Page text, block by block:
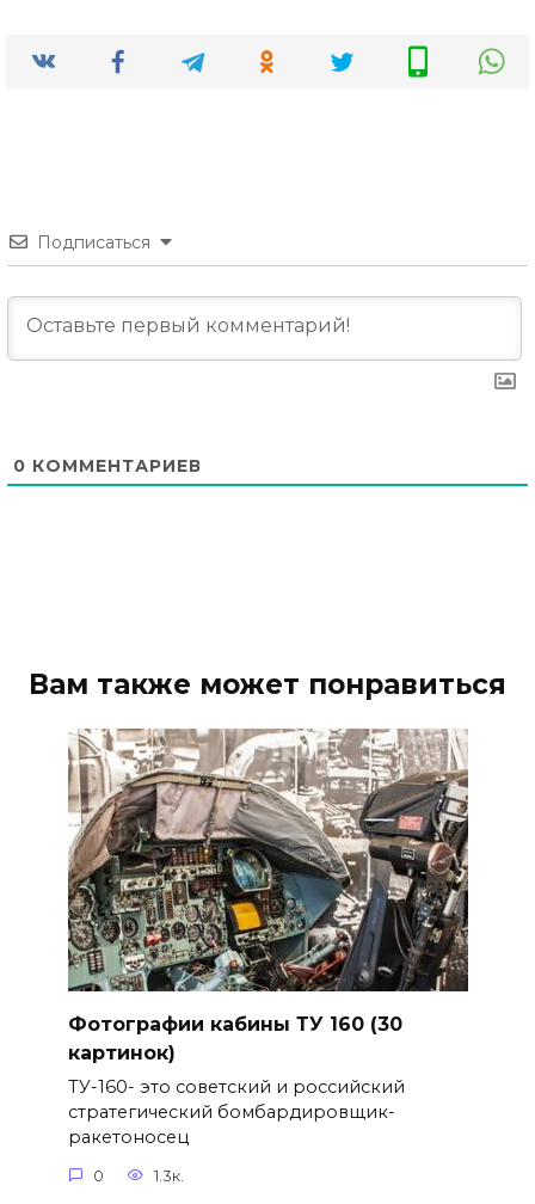
Подписаться
0 КОММЕНТАРИЕВ
Вам также может понравиться
Фотографии кабины ТУ 160 (30
картинок)
ТУ-160- это советский и российский
стратегический бомбардировщик-
ракетоносец
0 1.3к.